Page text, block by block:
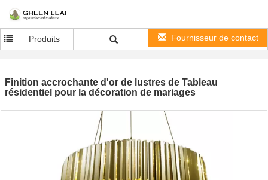
Produits Fournisseur de contact
Finition accrochante d'or de lustres de Tableau
résidentiel pour la décoration de mariages